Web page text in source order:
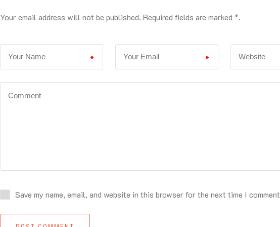
Your email address will not be published. Required fields are marked *.
* *
Save my name, email, and website in this browser for the next time I